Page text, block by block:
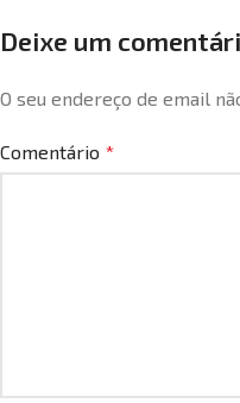
Deixe um
O seu endereço de email
Comentário *